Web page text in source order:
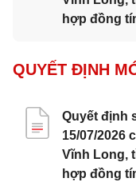
hợp đồng
QUYẾT ĐỊNH
Quyết định
15/07/2026
Vĩnh Long,
hợp đồng